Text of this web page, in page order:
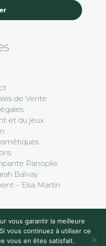
de Vente
et du jeux
Panoplie
Balvay
– Elsa Martin
vous garantir la meilleure
vous continuez à utiliser ce
vous en êtes satisfait.